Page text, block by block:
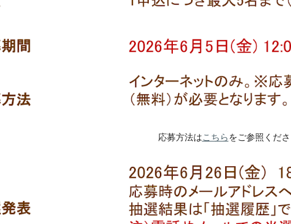
応募方法はこちら をご参照くだ